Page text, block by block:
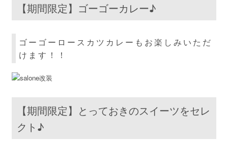
【期間限定】ゴーゴーカレー♪
ゴーゴーロースカツカレーもお楽しみいただ
けます！！
【期間限定】とっておきのスイーツをセレ
クト♪